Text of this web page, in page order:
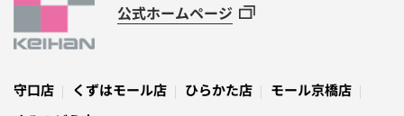
公式ホームページ
守口店 くずはモール店 ひらかた店
モール京橋店